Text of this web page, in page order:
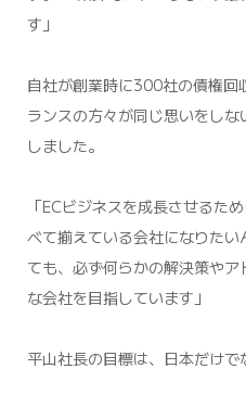
す」
自社が創業時に300社の債権回
ランスの方々が同じ思いをし
しました。
「ECビジネスを成長させるた
べて揃えている会社になりた
ても、必ず何らかの解決策や
な会社を目指しています」
平山社長の目標は、日本だけで